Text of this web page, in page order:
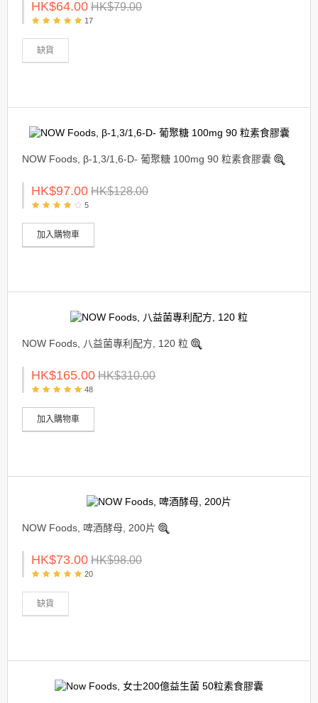
HK$64.00 HK$79.00
17
缺貨
NOW Foods, β-1,3/1,6-D- 葡聚糖 100mg 90 粒素食膠囊
HK$97.00 HK$128.00
5
加入購物車
NOW Foods, 八益菌專利配方, 120 粒
HK$165.00 HK$310.00
48
加入購物車
NOW Foods, 啤酒酵母, 200片
HK$73.00 HK$98.00
20
缺貨